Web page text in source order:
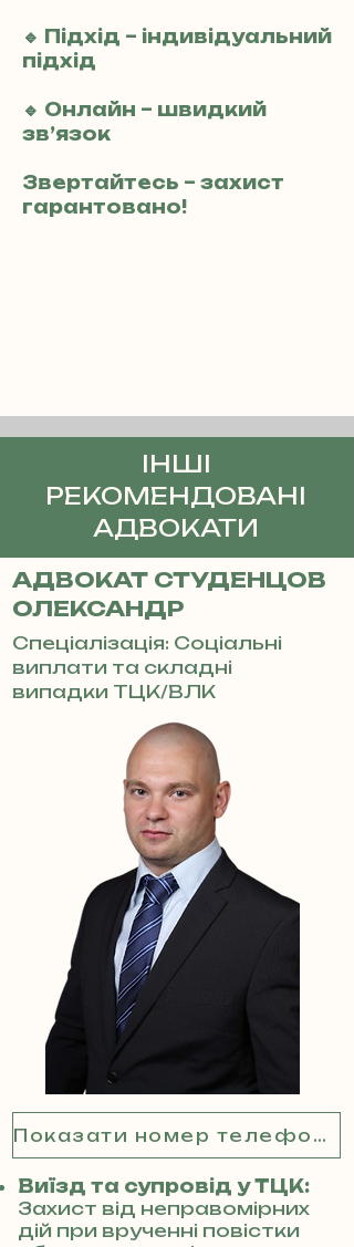
🔹 Підхід – індивідуальний
підхід
🔹 Онлайн – швидкий
зв’язок
Звертайтесь – захист
гарантовано!
ІНШІ
РЕКОМЕНДОВАНІ
АДВОКАТИ
АДВОКАТ СТУДЕНЦОВ
ОЛЕКСАНДР
Спеціалізація: Соціальні
виплати та складні
випадки ТЦК/ВЛК
Показати номер телефону
Виїзд та супровід у ТЦК:
Захист від неправомірних
дій при врученні повістки